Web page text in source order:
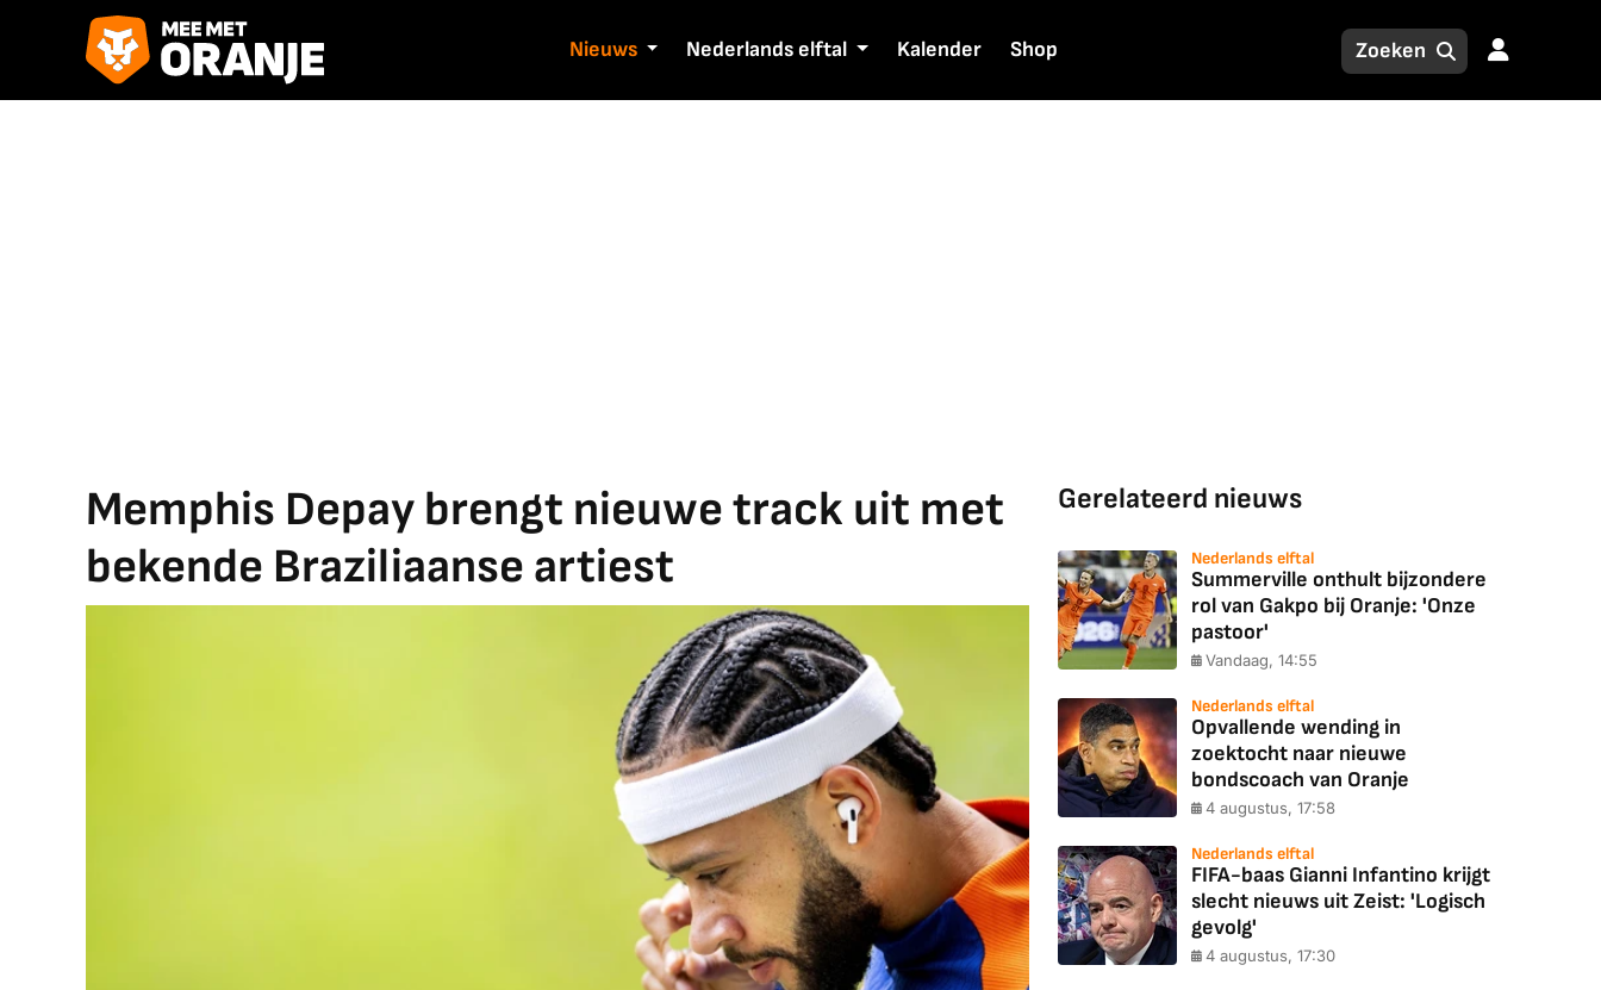
Nieuws Nederlands elftal Kalender Shop
Memphis Depay brengt nieuwe track uit met
bekende Braziliaanse artiest
Gerelateerd nieuws
Nederlands elftal
Summerville onthult bijzondere
rol van Gakpo bij Oranje: 'Onze
pastoor'
Vandaag, 14:55
Nederlands elftal
Opvallende wending in
zoektocht naar nieuwe
bondscoach van Oranje
4 augustus, 17:58
Nederlands elftal
FIFA-baas Gianni Infantino krijgt
slecht nieuws uit Zeist: 'Logisch
gevolg'
4 augustus, 17:30